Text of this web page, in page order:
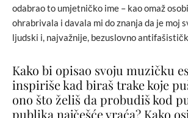
odabrao to umjetničko ime – kao omaž
ohrabrivala i davala mi do znanja da je moj
ljudski i, najvažnije, bezuslovno
Kako bi opisao svoju muzičku
inspiriše kad biraš trake koje
ono što želiš da probudiš kod
publika najčešće vraća? Kako